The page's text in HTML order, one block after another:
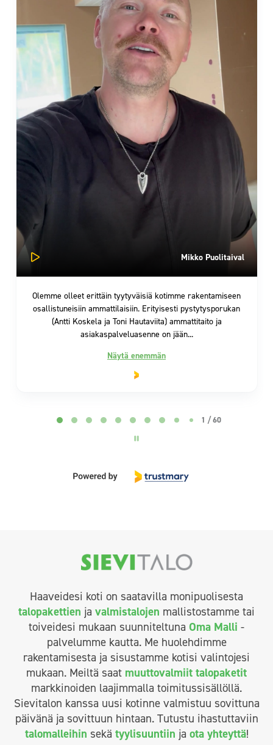
2 / 60
Haaveidesi koti on saatavilla monipuolisesta
talopakettien ja valmistalojen mallistostamme tai
toiveidesi mukaan suunniteltuna Oma Malli -
palvelumme kautta. Me huolehdimme
rakentamisesta ja sisustamme kotisi valintojesi
mukaan. Meiltä saat muuttovalmiit talopaketit
markkinoiden laajimmalla toimitussisällöllä.
Sievitalon kanssa uusi kotinne valmistuu sovittuna
päivänä ja sovittuun hintaan. Tutustu ihastuttaviin
talomalleihin sekä tyylisuuntiin ja ota yhteyttä!